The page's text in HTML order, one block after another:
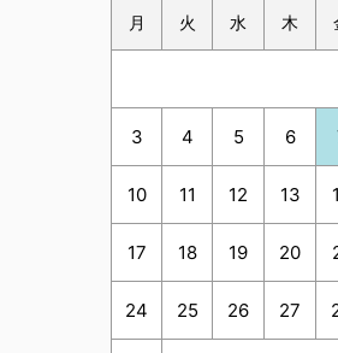
月 火 水 木
3 4 5 6
10 11 12 13
17 18 19 20
24 25 26 27